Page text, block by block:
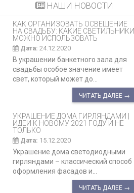
НАШИ НОВОСТИ
КАК ОРГАНИЗОВАТЬ ОСВЕЩЕНИЕ
НА СВАДЬБУ: КАКИЕ СВЕТИЛЬНИКИ
МОЖНО ИСПОЛЬЗОВАТЬ
Дата: 24.12.2020
В украшении банкетного зала для
свадьбы особое значение имеет
свет, который может до...
ЧИТАТЬ ДАЛЕЕ →
УКРАШЕНИЕ ДОМА ГИРЛЯНДАМИ |
ИДЕИ К НОВОМУ 2021 ГОДУ И НЕ
ТОЛЬКО
Дата: 15.12.2020
Украшение дома светодиодными
гирляндами – классический способ
оформления фасадов и...
ЧИТАТЬ ДАЛЕЕ →